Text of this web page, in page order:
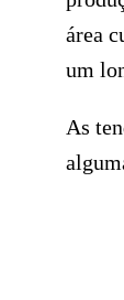
área
um
As